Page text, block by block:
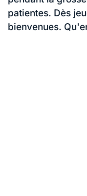
patientes. Dès
bienvenues.